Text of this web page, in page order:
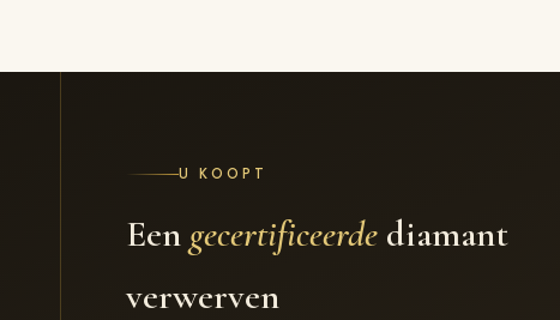
U KOOPT
Een gecertificeerde diamant
verwerven